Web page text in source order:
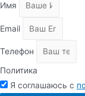
Имя
Email
Телефон
Политика
Я соглашаюсь с